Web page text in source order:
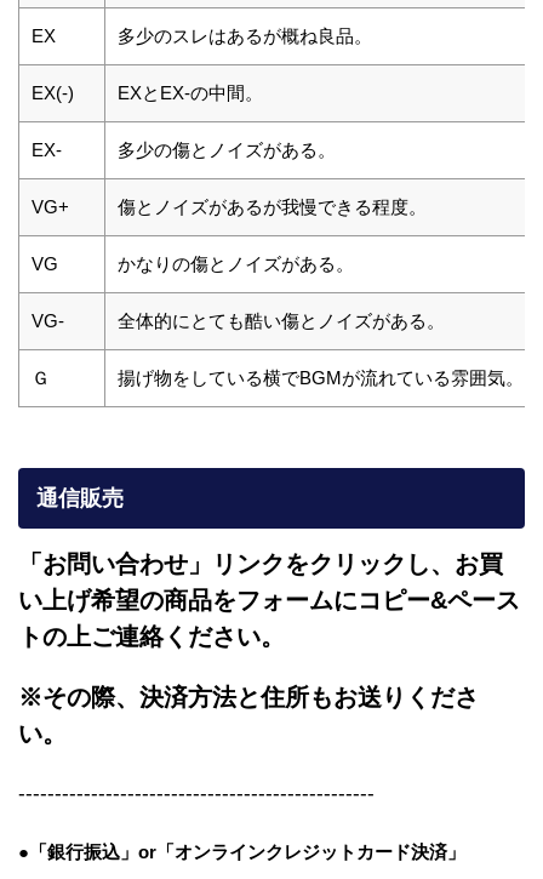
EX 多少のスレはあるが概ね良品。
EX(-) EXとEX-の中間。
EX- 多少の傷とノイズがある。
VG+ 傷とノイズがあるが我慢できる程度。
VG かなりの傷とノイズがある。
VG- 全体的にとても酷い傷とノイズがある。
Ｇ 揚げ物をしている横でBGMが流れている雰囲気。
通信販売
「お問い合わせ」リンクをクリックし、 お買
い上げ希望の商品をフォームにコピー&ペース
トの上ご連絡ください。
※その際、決済方法と住所もお送りくださ
い。
-------------------------------------------------
●「銀行振込」or「オンラインクレジットカード決済」